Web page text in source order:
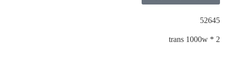
52645
trans 1000w * 2